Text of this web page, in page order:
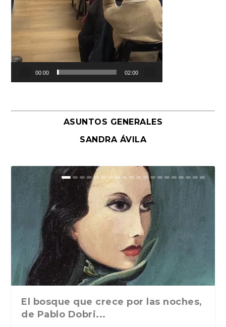
00:00 02:00
ASUNTOS GENERALES
SANDRA ÁVILA
El bosque que crece por las noches,
de Pablo Dobri...